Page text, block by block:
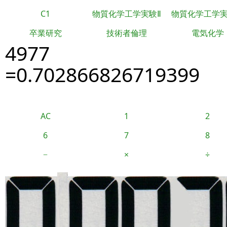
C1 物質化学工学実験Ⅱ
物質化学工学
卒業研究
技術者倫理 電気化学
4977
=0.702866826719399
AC 1
2
6
7
8
−
× ÷